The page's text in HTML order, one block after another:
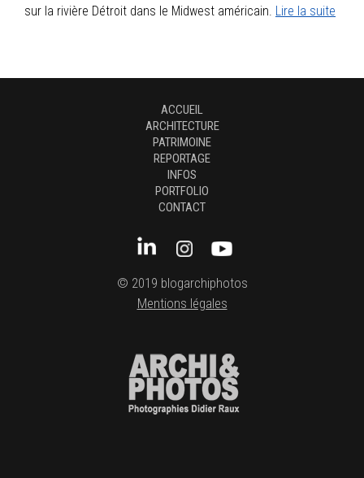
sur la rivière Détroit dans le Midwest américain. Lire la suite
ACCUEIL
ARCHITECTURE
PATRIMOINE
REPORTAGE
INFOS
PORTFOLIO
CONTACT
© 2019 blogarchiphotos
Mentions légales